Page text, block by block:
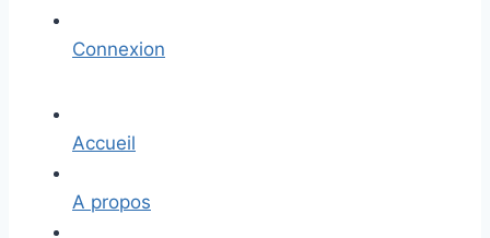
Connexion
Accueil
A propos